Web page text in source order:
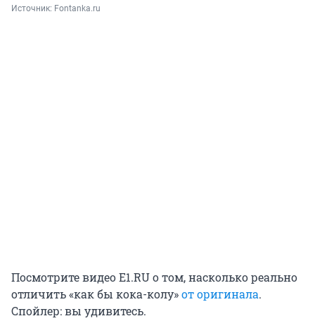
Источник: Fontanka.ru
Посмотрите видео E1.RU о том, насколько реально
отличить «как бы кока-колу»от оригинала.
Спойлер: вы удивитесь.